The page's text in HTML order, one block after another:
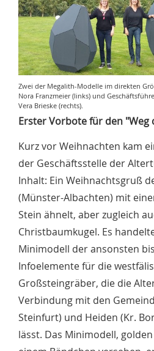
Zwei der Megalith-Modelle im direkten
Nora Franzmeier (links) und
Vera Brieske (rechts).
Erster Vorbote für den "Weg
Kurz vor Weihnachten kam
der Geschäftsstelle der
Inhalt: Ein Weihnachtsgruß
(Münster-Albachten) mit
Stein ähnelt, aber zugleich
Christbaumkugel. Es
Minimodell der ansonsten
Infoelemente für die
Großsteingräber, die die
Verbindung mit den
Steinfurt) und Heiden (Kr.
lässt. Das Minimodell,